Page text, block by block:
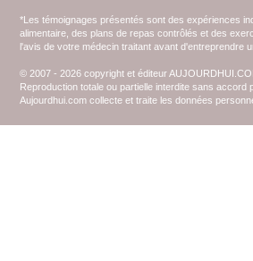
*Les témoignages présentés sont des expériences
alimentaire, des plans de repas contrôlés et des
l'avis de votre médecin traitant avant d'entreprendre
© 2007 - 2026 copyright et éditeur
Reproduction totale ou partielle interdite sans accord
Aujourdhui.com collecte et traite les données